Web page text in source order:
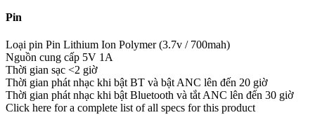
Pin
Loại pin Pin Lithium Ion Polymer (3.7v / 700mah)
Nguồn cung cấp 5V 1A
Thời gian sạc <2 giờ
Thời gian phát nhạc khi bật BT và bật ANC lên đến 20 giờ
Thời gian phát nhạc khi bật Bluetooth và tắt ANC lên đến 30 giờ
Click here for a complete list of all specs for this product